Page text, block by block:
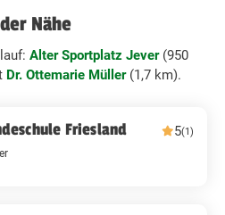
Nähe
Alter Sportplatz Jever(950
Dr. Ottemarie Müller(1,7 km).
Friesland 5(1)